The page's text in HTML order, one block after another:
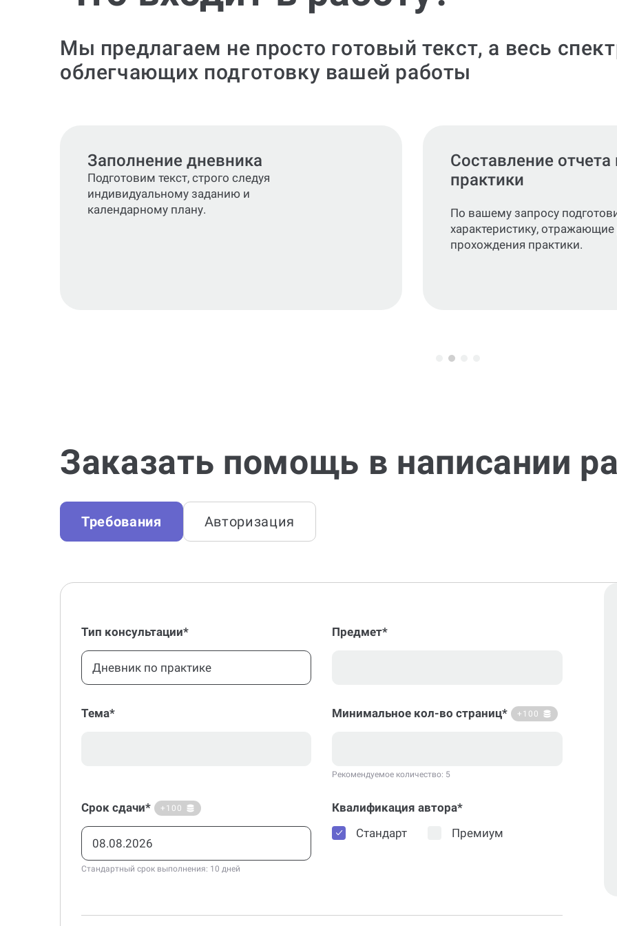
Мы предлагаем не просто готовый текст, а весь
облегчающих подготовку вашей работы
Заполнение дневника
Подготовим текст, строго следуя
индивидуальному заданию и
календарному плану.
Составление
практики
По вашему запросу
характеристику, отражающие
прохождения практики.
Заказать помощь в написании
Требования Авторизация
Тип консультации*
Дневник по практике
Предмет*
Тема* Минимальное кол-во страниц* +100
Рекомендуемое количество: 5
Срок сдачи* +100
Стандартный срок выполнения: 10 дней
Квалификация автора*
Стандарт
Премиум